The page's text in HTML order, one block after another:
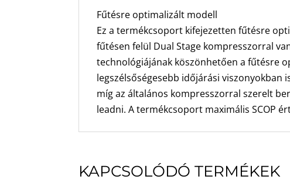
Fűtésre optimalizált modell
Ez a termékcsoport kifejezetten fűtésre
fűtésen felül Dual Stage kompresszorral
technológiájának köszönhetően a fűtésre
legszélsőségesebb időjárási viszonyokban
míg az általános kompresszorral szerelt
leadni. A termékcsoport maximális SCOP
KAPCSOLÓDÓ TERMÉKEK